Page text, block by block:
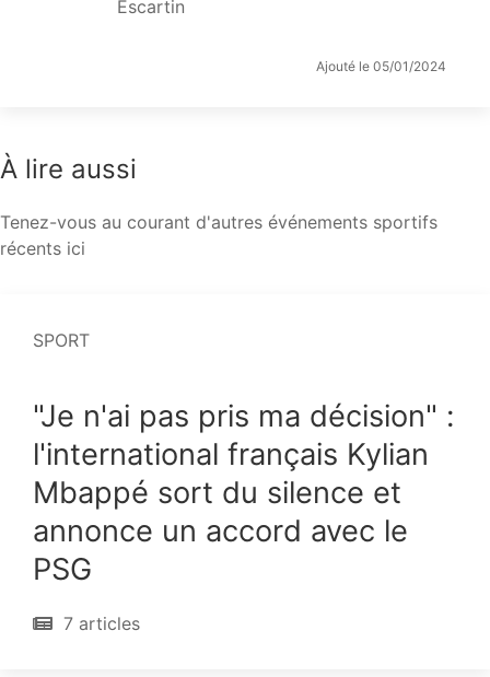
Escartin
Ajouté le 05/01/2024
À lire aussi
Tenez-vous au courant d'autres événements sportifs
récents ici
SPORT
"Je n'ai pas pris ma décision" :
l'international français Kylian
Mbappé sort du silence et
annonce un accord avec le
PSG
7 articles